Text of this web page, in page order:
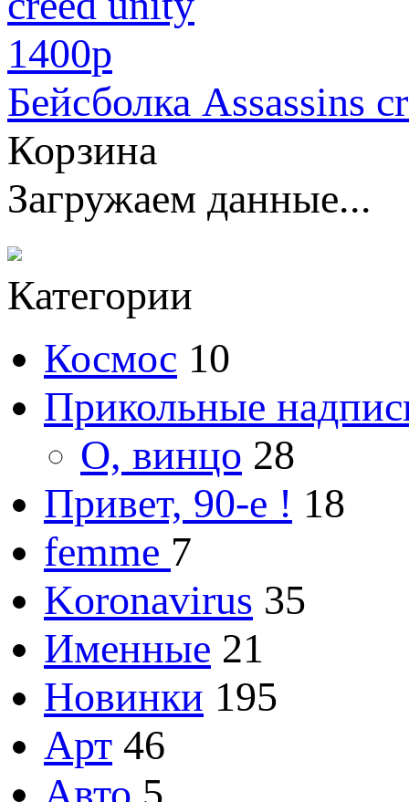
1400p
Бейсболка Assassins
Корзина
Загружаем данные...
Категории
Космос 10
Прикольные
О, винцо 28
Привет, 90-е ! 18
femme 7
Koronavirus 35
Именные 21
Новинки 195
Арт 46